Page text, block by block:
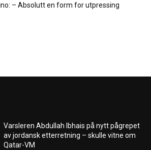
– Absolutt en form for utpressing
Varsleren Abdullah Ibhais på nytt pågrepet
av jordansk etterretning – skulle vitne om
Qatar-VM